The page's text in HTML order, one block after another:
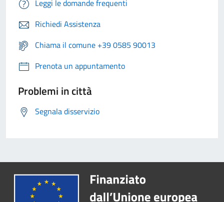
Leggi le domande frequenti
Richiedi Assistenza
Chiama il comune +39 0585 90013
Prenota un appuntamento
Problemi in città
Segnala disservizio